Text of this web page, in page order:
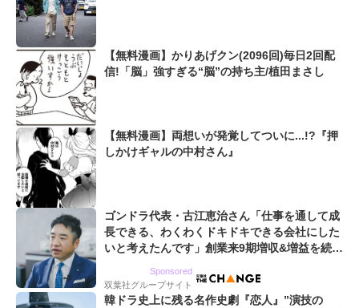
【無料漫画】かりあげクン(2096回)毎日2回配
信!「脳」強すぎる“脳”の持ち主/植田まさし
【無料漫画】両想いが発覚してついに...!?『押
しかけギャルの中村さん』
ゴンドラ代表・古江恵治さん「仕事を通して成
長できる、わくわくドキドキできる会社にした
いと考えたんです」創業来9期増収&増益を続け
Sponsored
双葉社グループサイト
韓ドラ史上に残る名作史劇『恋人』”演技の